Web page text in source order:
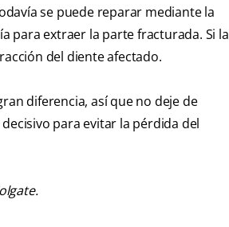
se puede reparar mediante la
para extraer la parte fracturada. Si la
del diente afectado.
diferencia, así que no deje de
para evitar la pérdida del